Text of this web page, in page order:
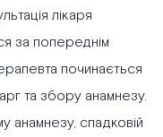
лікаря
за попереднім
починається
та збору анамнезу.
анамнезу, спадковій